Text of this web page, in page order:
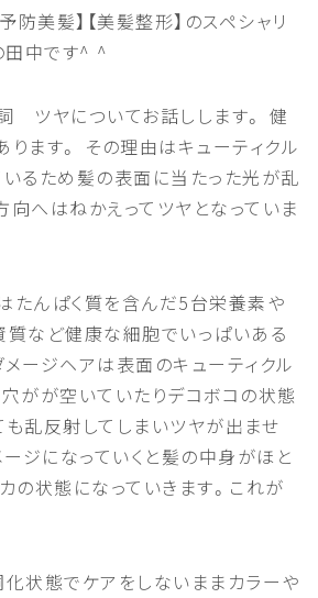
防美髪】【美髪整形】のスペシャリ
田中です^ ^
ツヤについてお話しします。 健
ます。 その理由はキューティクル
るため髪の表面に当たった光が乱
へはねかえってツヤとなっていま
たんぱく質を含んだ5台栄養素や
質など健康な細胞でいっぱいある
ージヘアは表面のキューティクル
がが空いていたりデコボコの状態
乱反射してしまいツヤが出ませ
ジになっていくと髪の中身がほと
の状態になっていきます。これが
状態でケアをしないままカラーや